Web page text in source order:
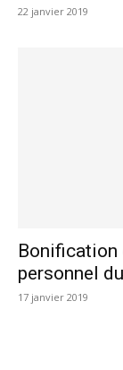
22 janvier 2019
Bonification
personnel
17 janvier 2019